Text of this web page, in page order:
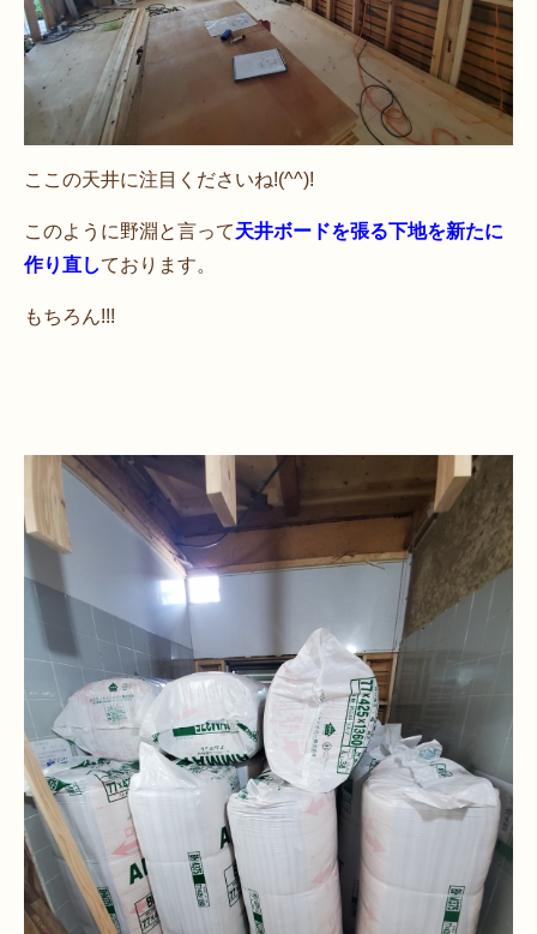
ここの天井に注目くださいね!(^^)!
このように野淵と言って天井ボードを張る下地を新たに
作り直しております。
もちろん!!!